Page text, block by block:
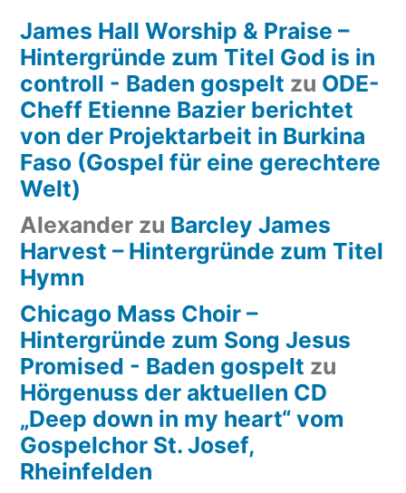
James Hall Worship & Praise –
Hintergründe zum Titel God is in
controll - Baden gospelt zu ODE-
Cheff Etienne Bazier berichtet
von der Projektarbeit in Burkina
Faso (Gospel für eine gerechtere
Welt)
Alexander zu Barcley James
Harvest – Hintergründe zum Titel
Hymn
Chicago Mass Choir –
Hintergründe zum Song Jesus
Promised - Baden gospelt zu
Hörgenuss der aktuellen CD
„Deep down in my heart“ vom
Gospelchor St. Josef,
Rheinfelden